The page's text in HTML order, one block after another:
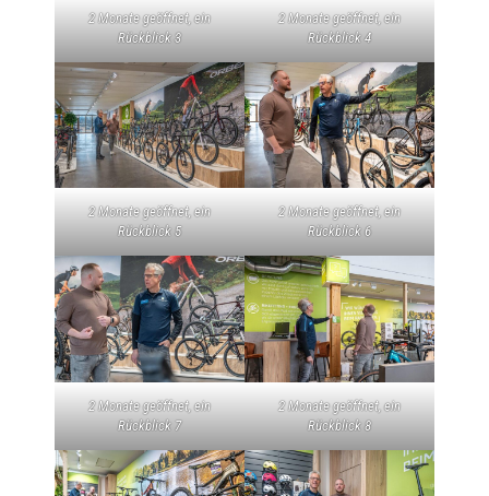
2 Monate geöffnet, ein
Rückblick 3
2 Monate geöffnet, ein
Rückblick 4
2 Monate geöffnet, ein
Rückblick 5
2 Monate geöffnet, ein
Rückblick 6
2 Monate geöffnet, ein
Rückblick 7
2 Monate geöffnet, ein
Rückblick 8